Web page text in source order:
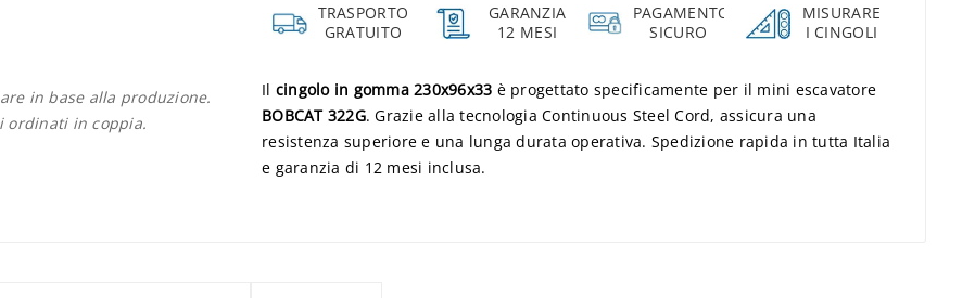
in base alla produzione.
ordinati in coppia.
TRASPORTO
GRATUITO
GARANZIA
12 MESI
PAGAMENTO
SICURO
MISURARE
I CINGOLI
Il cingolo in gomma 230x96x33 è progettato specificamente per il mini escavatore
BOBCAT 322G. Grazie alla tecnologia Continuous Steel Cord, assicura una
resistenza superiore e una lunga durata operativa. Spedizione rapida in tutta Italia
e garanzia di 12 mesi inclusa.